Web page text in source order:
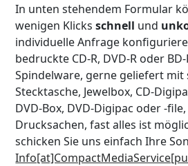
In unten stehendem Formular
wenigen Klicksschnell und
individuelle Anfrage
bedruckte CD-R, DVD-R oder
Spindelware, gerne geliefert mit
Stecktasche, Jewelbox, CD-
DVD-Box, DVD-Digipac oder -
Drucksachen, fast alles ist
schicken Sie uns einfach Ihre